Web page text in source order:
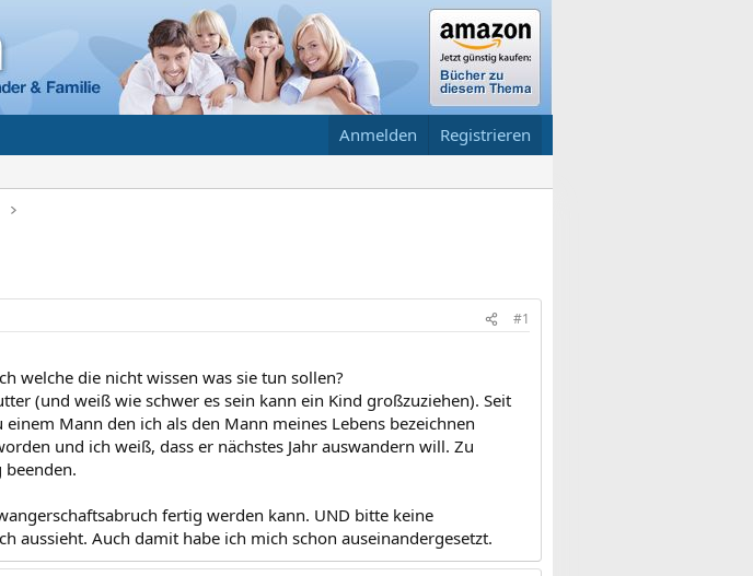
Anmelden Registrieren
#1
welche die nicht wissen was sie tun sollen?
(und weiß wie schwer es sein kann ein Kind großzuziehen). Seit
Mann den ich als den Mann meines Lebens bezeichnen
und ich weiß, dass er nächstes Jahr auswandern will. Zu
fertig werden kann. UND bitte keine
aussieht. Auch damit habe ich mich schon auseinandergesetzt.